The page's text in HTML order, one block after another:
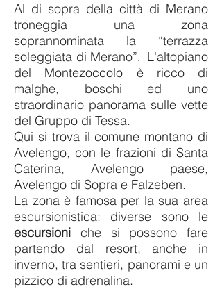
Al di sopra della città di Merano
troneggia una zona
soprannominata la “terrazza
soleggiata di Merano”.
L'altopiano
del Montezoccolo è ricco di
malghe, boschi ed uno
straordinario panorama sulle vette
del Gruppo di Tessa.
Qui si trova il comune montano di
Avelengo, con le frazioni di Santa
Caterina, Avelengo paese,
Avelengo di Sopra e Falzeben.
La zona è famosa per la sua area
escursionistica: diverse sono le
escursioni che si possono fare
partendo dal resort, anche in
inverno, tra sentieri, panorami e un
pizzico di adrenalina.